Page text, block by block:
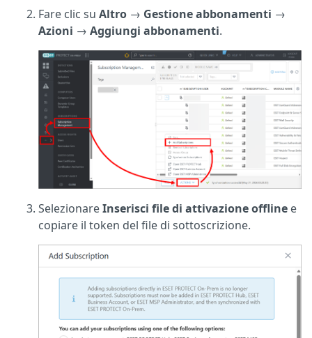
Fare clic su Altro → Gestione abbonamenti →
Azioni → Aggiungi abbonamenti.
SelezionareInserisci file di attivazione offline e
copiare il token del file di sottoscrizione.